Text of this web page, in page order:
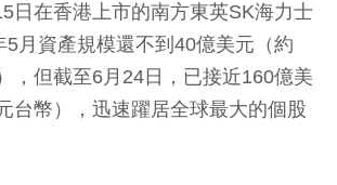
日在香港上市的南方東英SK海力士
5月資產規模還不到40億美元（約
，但截至6月24日，已接近160億美
台幣），迅速躍居全球最大的個股